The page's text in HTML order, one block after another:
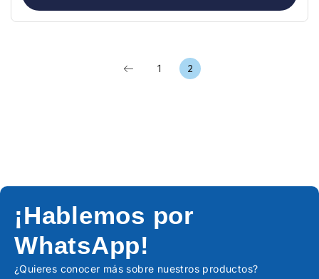
1 2
¡Hablemos por
WhatsApp!
¿Quieres conocer más sobre nuestros productos?